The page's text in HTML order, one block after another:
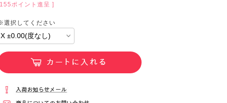
ポイント進呈 ]